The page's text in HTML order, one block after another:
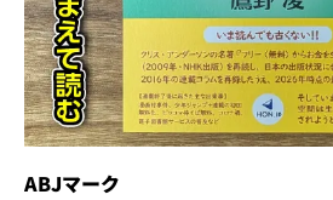
ABJマーク